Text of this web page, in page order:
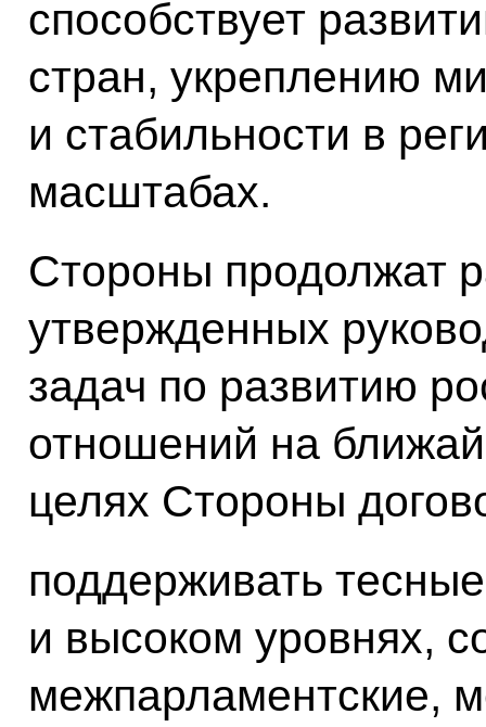
способствует
стран, укреплению
и стабильности в
масштабах.
Стороны продолжат
утвержденных
задач по развитию
отношений на
целях Стороны
поддерживать
и высоком уровнях,
межпарламентские,